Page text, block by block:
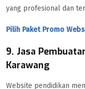
yang profesional dan
Pilih Paket Promo
9. Jasa
Karawang
Website pendidikan